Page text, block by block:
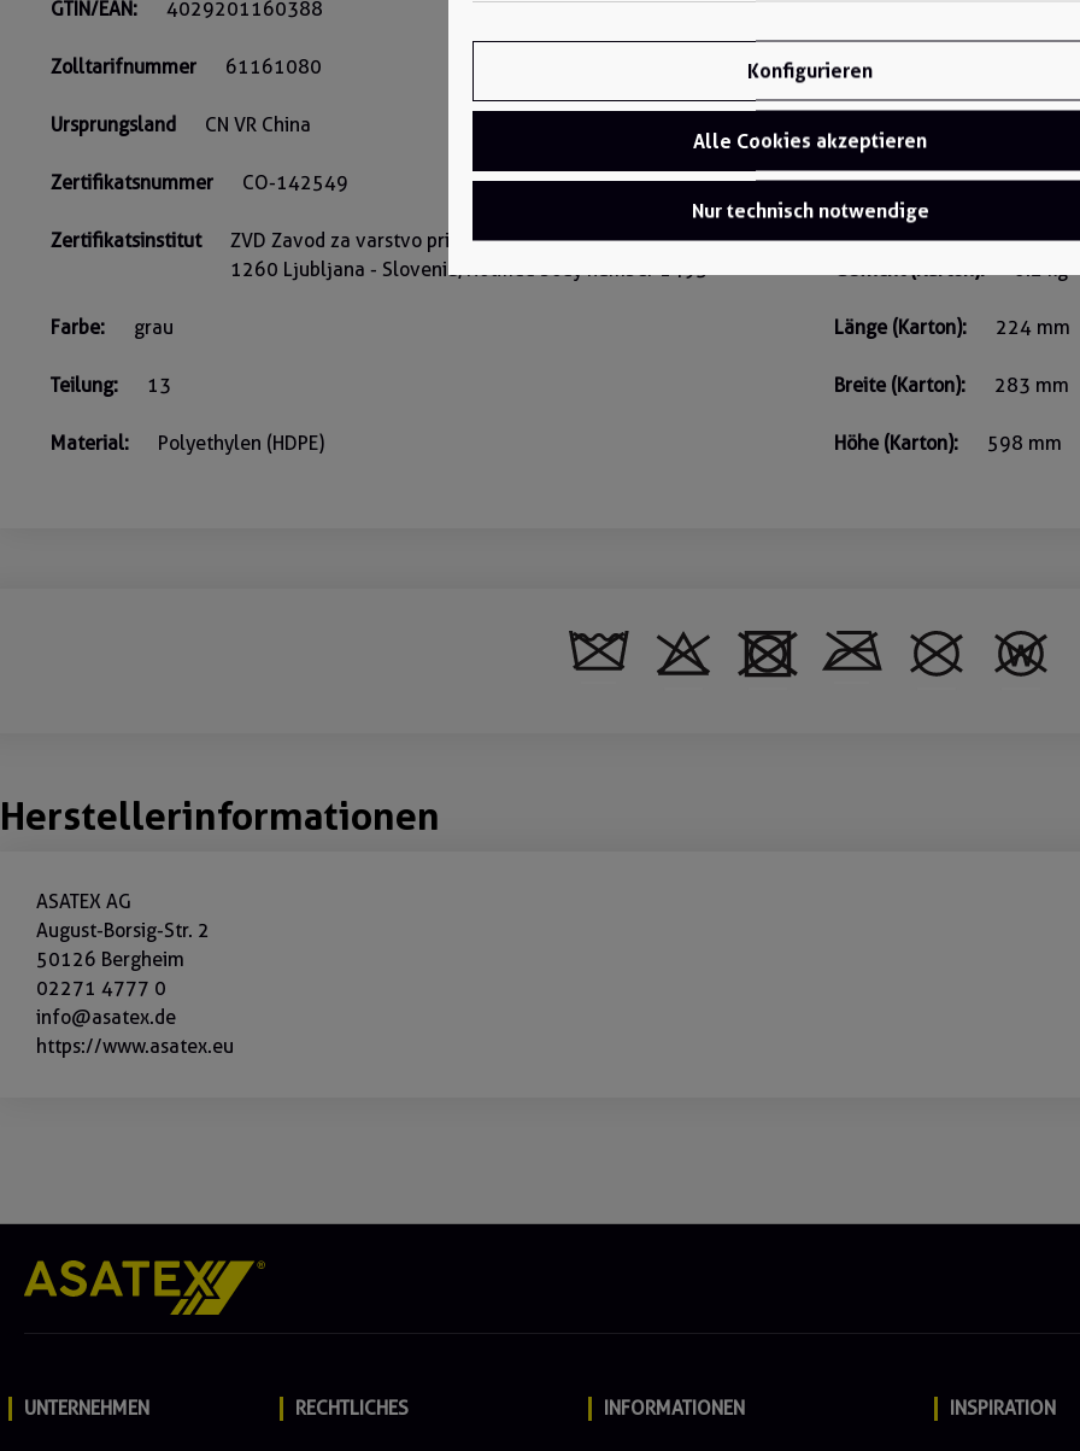
GTIN/EAN: 4029201160388
Zolltarifnummer 61161080
Ursprungsland CN VR China
Zertifikatsnummer CO-142549
Zertifikatsinstitut
ZVD Zavod za varstvo pri delu d.o.o, Chengdujska cesta 25,
1260 Ljubljana - Slovenia, Notified body number 1493
Farbe: grau
Teilung: 13
Material: Polyethylen (HDPE)
Normen:
EN ISO
PSA-Kategorie:
eClass 12.0:
Gewicht (Karton): 6.2 kg
Länge (Karton): 224 mm
Breite (Karton): 283 mm
Höhe (Karton): 598 mm
Herstellerinformationen
ASATEX AG
August-Borsig-Str. 2
50126 Bergheim
02271 4777 0
info@asatex.de
https://www.asatex.eu
UNTERNEHMEN RECHTLICHES INFORMATIONEN INSPIRATION
Konfigurieren
Alle Cookies akzeptieren
Nur technisch notwendige